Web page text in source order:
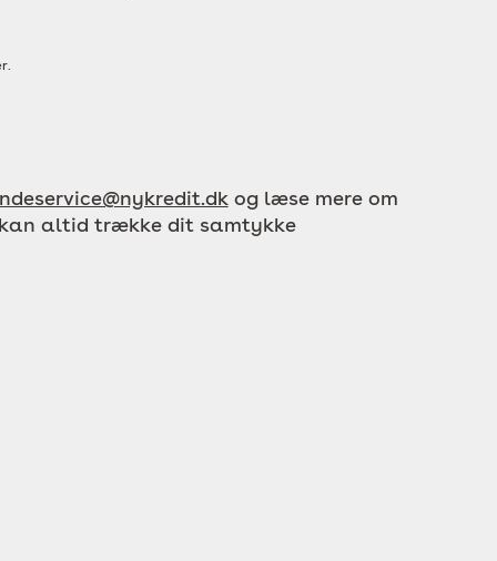
og læse mere om
altid trække dit samtykke